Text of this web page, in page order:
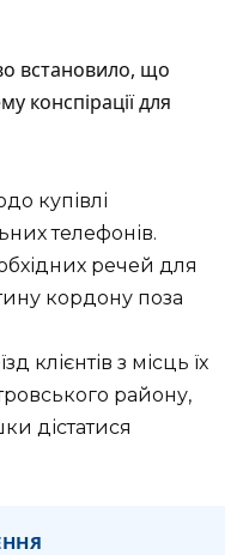
встановило, що
конспірації для
купівлі
телефонів.
речей для
кордону поза
клієнтів з місць їх
району,
дістатися